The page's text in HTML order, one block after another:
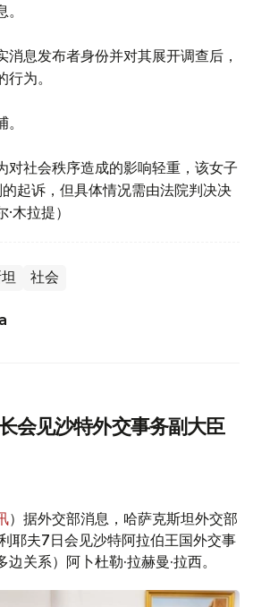
消息发布者身份并对其展开调查后，
为。
对社会秩序造成的影响轻重，该女子
起诉，但具体情况需由法院判决决
木拉提）
社会
会见沙特外交事务副大臣
）据外交部消息，哈萨克斯坦外交部
耶夫7日会见沙特阿拉伯王国外交事
关系）阿卜杜勒·拉赫曼·拉西。